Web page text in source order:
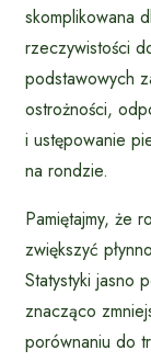
skomplikowana
rzeczywistości
podstawowych
ostrożności,
i ustępowanie
na rondzie.
Pamiętajmy, że
zwiększyć
Statystyki jasno
znacząco
porównaniu do